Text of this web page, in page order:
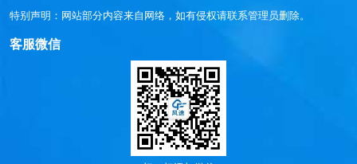
特别声明：网站部分内容来自网络，如有侵权请联系管理员删除。
客服微信